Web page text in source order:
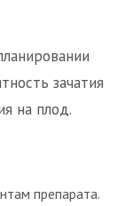
зачатия
на плод.
препарата.